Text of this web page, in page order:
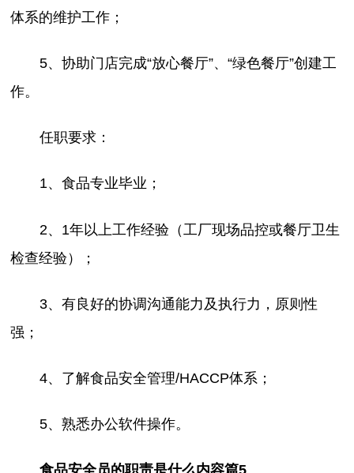
体系的维护工作；
5、协助门店完成“放心餐厅”、“绿色餐厅”创建工
作。
任职要求：
1、食品专业毕业；
2、1年以上工作经验（工厂现场品控或餐厅卫生
检查经验）；
3、有良好的协调沟通能力及执行力，原则性
强；
4、了解食品安全管理/HACCP体系；
5、熟悉办公软件操作。
食品安全员的职责是什么内容篇5